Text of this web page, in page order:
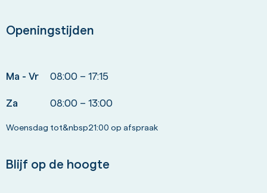
Openingstijden
Ma - Vr 08:00 – 17:15
Za 08:00 – 13:00
Woensdag tot&nbsp21:00 op afspraak
Blijf op de hoogte